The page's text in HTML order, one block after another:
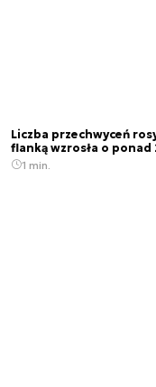
Liczba przechwyceń
flanką wzrosła o ponad
1 min.